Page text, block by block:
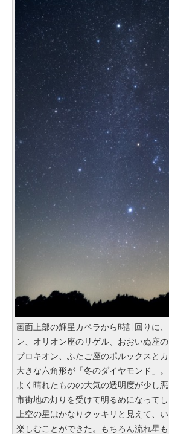
画面上部の輝星カペラから時計回りに
ン、オリオン座のリゲル、おおいぬ座
プロキオン、ふたご座のポルックスと
大きな六角形が「冬のダイヤモンド」。
よく晴れたものの大気の透明度が少し
市街地の灯りを受けて明るめになって
上空の星はかなりクッキリと見えて、
楽しむことができた。もちろん流れ星